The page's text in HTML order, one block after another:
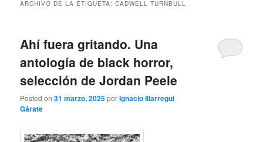
ARCHIVO DE LA ETIQUETA:CADWELL TURNBULL
Ahí fuera gritando. Una
antología de black horror,
selección de Jordan Peele
Posted on31 marzo, 2025porIgnacio Illarregui
Gárate